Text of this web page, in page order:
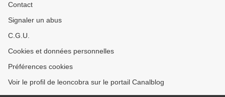
Contact
Signaler un abus
C.G.U.
Cookies et données personnelles
Préférences cookies
Voir le profil de leoncobra sur le portail Canalblog